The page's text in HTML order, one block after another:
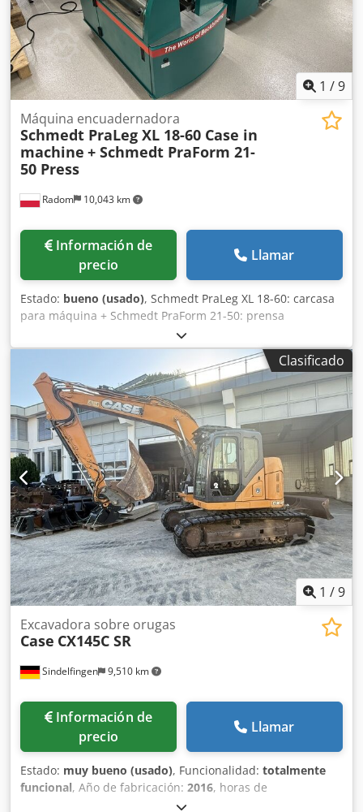
1 /9
Radom 10,043 km
Máquina encuadernadora
Schmedt PraLeg XL 18-60 Case in
machine + Schmedt PraForm 21-
50 Press
Información de
precio
Llamar
Estado: bueno (usado), Schmedt PraLeg XL 18-60: carcasa
para máquina + Schmedt PraForm 21-50: prensa
Fabricados en 2022. Schmedt PraLeg XL 18-60: máquina
para encuadernar libros Máquina en buen estado, lista
para su funcionamiento. La máquina sujeta un bloque de
hojas para encuadernar en una cubierta preparada.
Crsdpfxozdazbj Ak Dof Dos aplicadores de adhesivo, con
ajuste suave del grosor del adhesivo. Formato: Altura del
bloque: 80 – 450 mm Ancho del bloque: 110 – 450 mm
Grosor del bloque: 2 – 80 mm Tasa de producción:
aproximadamente 200 – 300 unidades/hora Alimentación
eléctrica: 230 V Peso: 300 kg Fabricado en Alemania.
Schmedt PraForm 21-50: prensa para libros Prensa para
libros con cortador de ranuras. Fabricado por Schmedt,
Alemania. La máquina está en muy buenas condiciones y
lista para la producción. Especificaciones técnicas: Formato
máximo: 420 x 520 x 100 mm Peso: 220 kg Alimentación
eléctrica: 230 V + aire comprimido. El precio es por un
conjunto de dos máquinas.
Clasificado
1 /9
Sindelfingen 9,510 km
Excavadora sobre orugas
Case CX145C SR
Información de
precio
Llamar
Estado: muy bueno (usado), Funcionalidad: totalmente
funcional, Año de fabricación: 2016, horas de
, * 11.500 horas de trabajo * Peso